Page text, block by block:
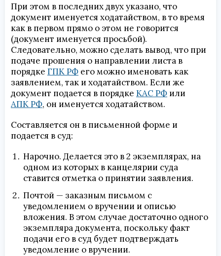
При этом в последних двух указано, что
документ именуется ходатайством, в то время
как в первом прямо о этом не говорится
(документ именуется просьбой).
Следовательно, можно сделать вывод, что при
подаче прошения о направлении листа в
порядке ГПК РФ его можно именовать как
заявлением, так и ходатайством. Если же
документ подается в порядке КАС РФ или
АПК РФ, он именуется ходатайством.
Составляется он в письменной форме и
подается в суд:
Нарочно. Делается это в 2 экземплярах, на
одном из которых в канцелярии суда
ставится отметка о принятии заявления.
Почтой — заказным письмом с
уведомлением о вручении и описью
вложения. В этом случае достаточно одного
экземпляра документа, поскольку факт
подачи его в суд будет подтверждать
уведомление о вручении.